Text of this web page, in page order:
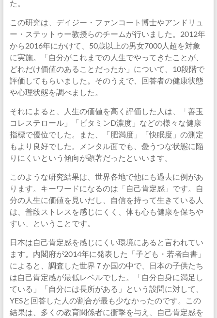
た。
この研究は、デイジー・ファンコート博士やアンドリュ
ー・ステットゥー教授らのチームが行いました。2012年
から2016年にかけて、50歳以上の男女7000人超を対象
に実施。「自分がこれまでの人生でやってきたことが、
どれだけ価値のあることだったか」について、10段階で
評価してもらいました。そのうえで、回答者の健康状態
や心理状態を調べました。
それによると、人生の価値を高く評価した人は、「善玉
コレステロール」「ビタミンD濃度」などの様々な健康
指標で優位でした。また、「肥満度」「快眠度」の測定
もより良好でした。メンタル面でも、憂うつな状態に陥
りにくいという傾向が顕著だったといいます。
このような研究結果は、世界各地で他にも過去に例があ
ります。キーワードになるのは「自己肯定感」です。自
分の人生に価値を見いだし、自信を持って生きている人
は、普段ストレスを感じにくく、体も心も健康を保ちや
すい、ということです。
日本は自己肯定感を感じにくい環境にあると言われてい
ます。内閣府が2014年に発表した「子ども・若者白書」
によると、調査した世界７か国の中で、日本の子供たち
は自己肯定感が最低レベルでした。「自分自身に満足し
ている」「自分には長所がある」という設問に対して、
YESと回答した人の割合が最も少なかったのです。この
結果は、多くの教育関係者に衝撃を与え、自己肯定感を